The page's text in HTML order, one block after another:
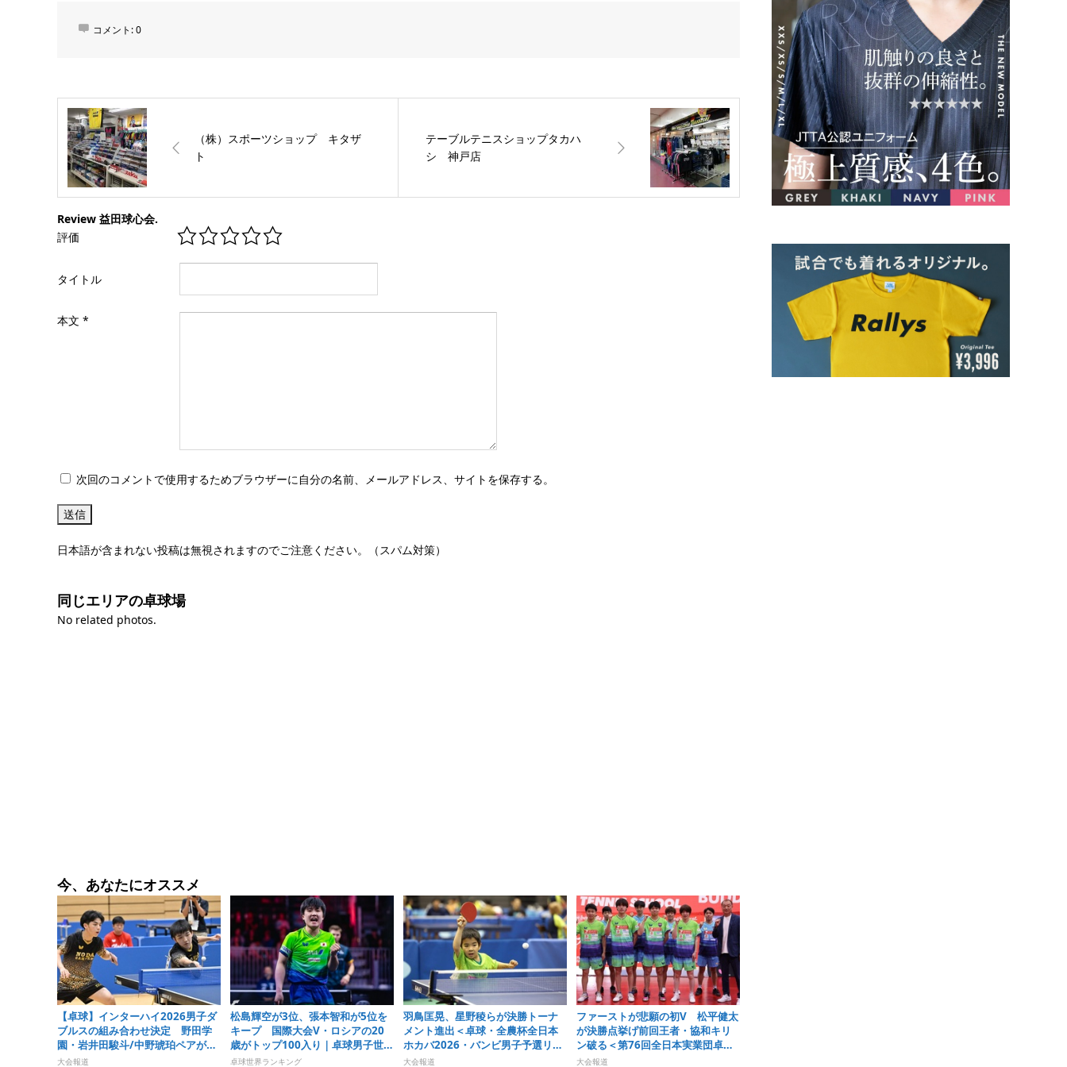
コメント:0
（株）スポーツショップ キタザ
ト
テーブルテニスショップタカハ
シ 神戸店
Review 益田球心会.
評価
タイトル
本文 *
次回のコメントで使用するためブラウザーに自分の名前、メールアドレス、サイトを保存する。
日本語が含まれない投稿は無視されますのでご注意ください。（スパム対策）
同じエリアの卓球場
No related photos.
今、あなたにオススメ
【卓球】インターハイ2026男子ダ
ブルスの組み合わせ決定 野田学
園・岩井田駿斗/中野琥珀ペアが第
1シードに
大会報道
松島輝空が3位、張本智和が5位を
キープ 国際大会V・ロシアの20
歳がトップ100入り｜卓球男子世界
ランキング（2026年第32週）
卓球世界ランキング
羽鳥匡晃、星野稜らが決勝トーナ
メント進出＜卓球・全農杯全日本
ホカバ2026・バンビ男子予選リー
グ＞
大会報道
ファーストが悲願の初V 松平健太
が決勝点挙げ前回王者・協和キリ
ン破る＜第76回全日本実業団卓球
選手権大会＞
大会報道